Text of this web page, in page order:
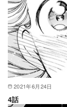
2021年6月24日
4話